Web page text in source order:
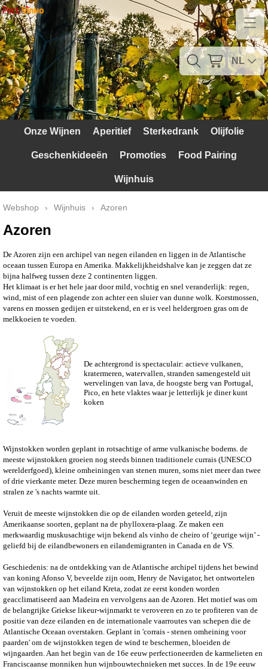
Home
Contact
Mijn account
Verzendkosten
Witte druiven
Rode Druiven
NL
Onze Wijnen Aperitief Sterkedrank Olijfolie
Geschenkideeën Promoties Food Pairing
Wijnhuis
Webshop › Wijnhuis › Azoren
Azoren
De Azoren zijn een archipel van negen eilanden en liggen in de Atlantische
oceaan tussen Europa en Amerika. Makkelijkheidshalve kan je zeggen dat ze
bijna halfweg tussen deze 2 continenten liggen.
Het klimaat is er het hele jaar door mild, vochtig en snel veranderlijk: regen,
wind, mist of een plagende zon achter een sluier van dunne wolk. Korstmossen,
varens en mossen gedijen er uitstekend, en er is veel heldergroen gras om de
melkkoeien te voeden.
De achtergrond is spectaculair: actieve vulkanen,
kratermeren, watervallen, stranden samengesteld uit
wervelingen van lava, de hoogste berg van Portugal,
Pico, en hete vlaktes waar je letterlijk je diner kunt
koken
Wijnstokken worden geplant in rotsachtige of arme vulkanische bodems. de
meeste wijnstokken groeien nog steeds binnen traditionele currais (UNESCO
werelderfgoed), kleine omheiningen van stenen muren, soms niet meer dan twee
of drie vierkante meter. Deze muren bescherming tegen de oceaanwinden en
stralen ze 's nachts warmte uit.
Veruit de meeste wijnstokken die op de eilanden worden geteeld, zijn
Amerikaanse soorten, geplant na de phylloxera-plaag. Ze maken een
merkwaardig muskusachtige wijn bekend als vinho de cheiro of ‘geurige wijn’ -
geliefd bij de eilandbewoners en eilandemigranten in Canada en de VS.
Geschiedenis: na de ontdekking van de Atlantische archipel tijdens het bewind
van koning Afonso V, beveelde zijn oom, Henry de Navigator, het ontwortelen
van wijnstokken op het eiland Kreta, zodat ze eerst konden worden
geacclimatiseerd aan Madeira en vervolgens aan de Azoren. Het motief was om
de belangrijke Griekse likeur-wijnmarkt te veroveren en zo te profiteren van de
positie van deze eilanden en de internationale vaarroutes van schepen die de
Atlantische Oceaan overstaken. Geplant in 'corrais - stenen omheining voor
paarden' om de wijnstokken tegen de wind te beschermen, bloeiden de
wijngaarden. Aan het begin van de 16e eeuw perfectioneerden de karmelieten en
Franciscaanse monniken hun wijnbouwtechnieken met succes. In de 19e eeuw